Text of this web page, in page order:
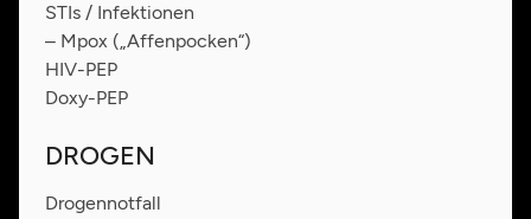
STIs / Infektionen
– Mpox („Affenpocken“)
HIV-PEP
Doxy-PEP
DROGEN
Drogennotfall